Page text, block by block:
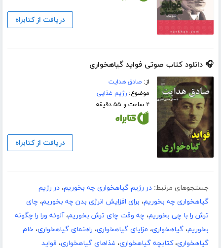
دریافت از کتابراه
🎧 دانلود کتاب صوتی فواید گیاهخواری
از:صادق هدایت
موضوع:رژیم غذایی
۲ ساعت و ۵۵ دقیقه
دریافت از کتابراه
جستجوهای مرتبط: در رژیم گیاهخواری چه بخوریم، در رژیم
گیاهخواری چه بخوریم، برای افزایش انرژی بدن چه بخوریم، چای
ترش را با چی بخوریم، چه وقت چای ترش بخوریم،آلوئه ورا را چگونه
بخوریم، گیاهخواری، مزایای گیاهخواری، راهنمای گیاهخواری، خام
گیاهخواری،کتابچه گیاهخواری، غذاهای گیاهخواری، فواید